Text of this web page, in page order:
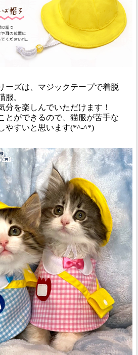
ーズは、マジックテープで着脱
服。
分を楽しんでいただけます！
とができるので、猫服が苦手な
やすいと思います(*^‐^*)